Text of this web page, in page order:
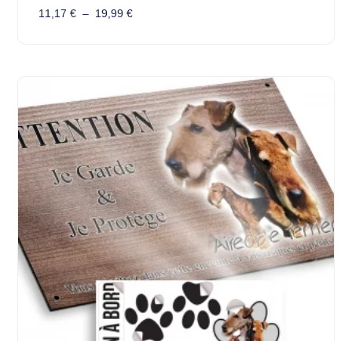
11,17 € – 19,99 €